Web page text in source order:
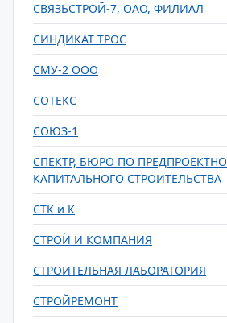
СВЯЗЬСТРОЙ-7, ОАО, ФИЛИАЛ
СИНДИКАТ ТРОС
СМУ-2 ООО
СОТЕКС
СОЮЗ-1
СПЕКТР, БЮРО ПО
КАПИТАЛЬНОГО СТРОИТЕЛЬСТВА
СТК и К
СТРОЙ И КОМПАНИЯ
СТРОИТЕЛЬНАЯ ЛАБОРАТОРИЯ
СТРОЙРЕМОНТ